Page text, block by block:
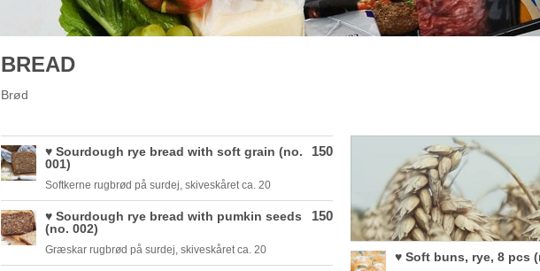
BREAD
Brød
♥️ Sourdough rye bread with soft grain (no.
001)
Softkerne rugbrød på surdej, skiveskåret ca. 20
150
♥️ Sourdough rye bread with pumkin seeds
(no. 002)
Græskar rugbrød på surdej, skiveskåret ca. 20
150
♥️ Soft buns, rye, 8 pcs